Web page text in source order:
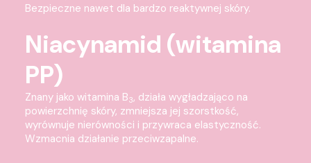
Bezpieczne nawet dla bardzo reaktywnej skóry.
Niacynamid (witamina
PP)
Znany jako witamina B3, działa wygładzająco na
powierzchnię skóry, zmniejsza jej szorstkość,
wyrównuje nierówności i przywraca elastyczność.
Wzmacnia działanie przeciwzapalne.